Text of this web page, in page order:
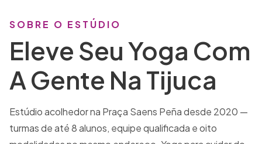
SOBRE O ESTÚDIO
Eleve Seu Yoga Com
A Gente Na Tijuca
Estúdio acolhedor na Praça Saens Peña desde 2020 —
turmas de até 8 alunos, equipe qualificada e oito